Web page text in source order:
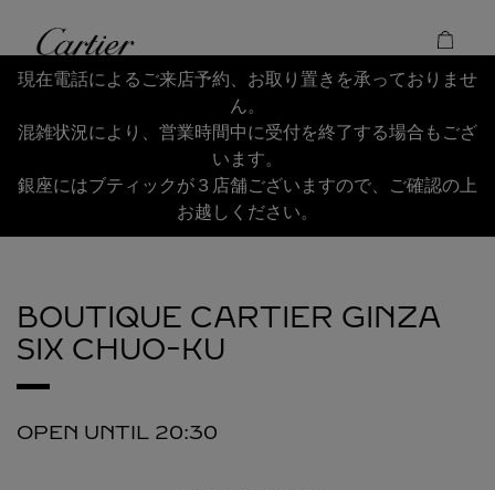
Cartier
Return to Nav
現在電話によるご来店予約、お取り置きを承っておりませ
ん。
混雑状況により、営業時間中に受付を終了する場合もござ
います。
銀座にはブティックが３店舗ございますので、ご確認の上
お越しください。
BOUTIQUE CARTIER GINZA
SIX CHUO-KU
OPEN UNTIL 20:30